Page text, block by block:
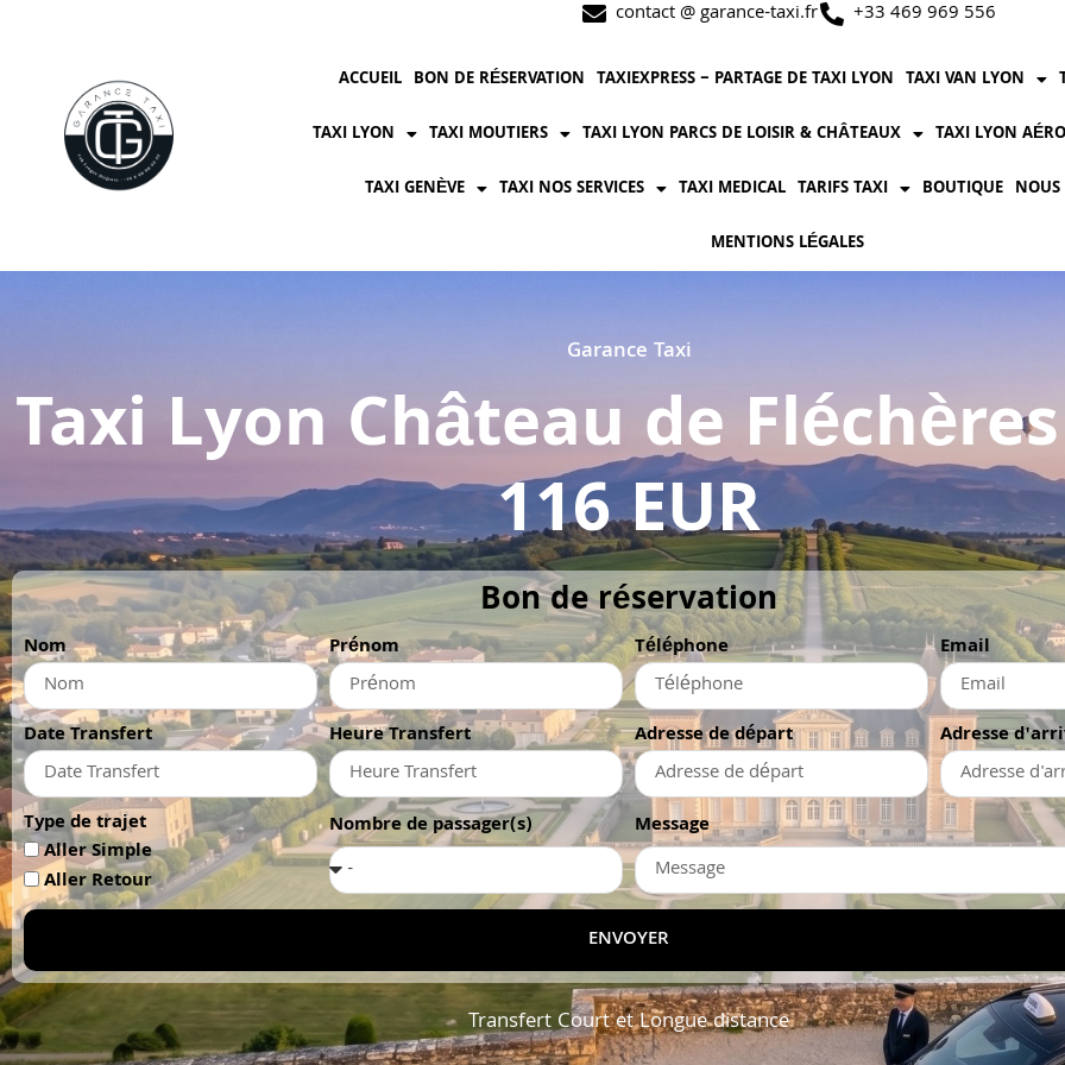
contact @ garance-taxi.fr +33 469 969 556
ACCUEIL BON DE RÉSERVATION TAXIEXPRESS – PARTAGE DE TAXI LYON TAXI VAN LYON
TAXI LYON TAXI MOUTIERS TAXI LYON PARCS DE LOISIR & CHÂTEAUX TAXI LYON
TAXI GENÈVE TAXI NOS SERVICES TAXI MEDICAL TARIFS TAXI BOUTIQUE NOUS
MENTIONS LÉGALES
Garance Taxi
Taxi Lyon Château de
116 EUR
Bon de réservation
Nom Prénom Téléphone Email
Date Transfert Heure Transfert Adresse de départ Adresse
Type de trajet
Aller Simple
Aller Retour
Nombre de passager(s) Message
ENVOYER
Transfert Court et Longue distance